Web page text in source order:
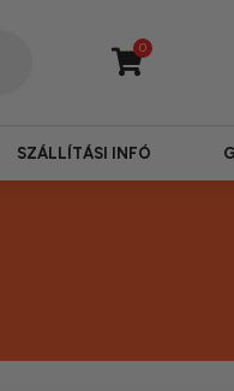
0
SZÁLLÍTÁSI INFÓ